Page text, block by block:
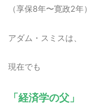
（享保8年〜寛政2年）
アダム・スミスは、
現在でも
「経済学の父」